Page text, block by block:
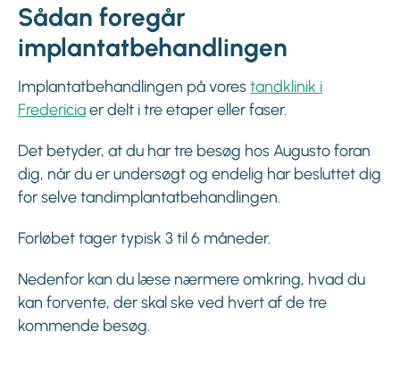
Sådan foregår
implantatbehandlingen
Implantatbehandlingen på vorestandklinik i
Fredericiaer delt i tre etaper eller faser.
Det betyder, at du har tre besøg hos Augusto foran
dig, når du er undersøgt og endelig har besluttet dig
for selve tandimplantatbehandlingen.
Forløbet tager typisk 3 til 6 måneder.
Nedenfor kan du læse nærmere omkring, hvad du
kan forvente, der skal ske ved hvert af de tre
kommende besøg.